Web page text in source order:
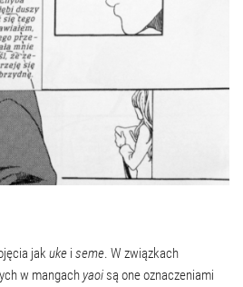
jak uke i seme. W związkach
w mangach yaoi są one oznaczeniami